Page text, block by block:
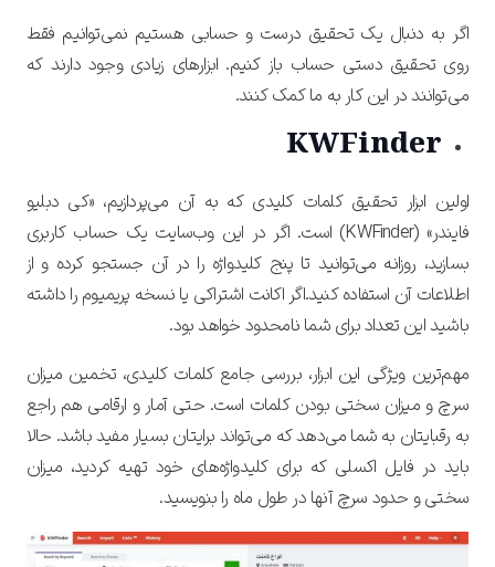
اگر به دنبال یک تحقیق درست و حسابی هستیم نمی‌توانیم فقط
روی تحقیق دستی حساب باز کنیم. ابزارهای زیادی وجود دارند که
می‌توانند در این کار به ما کمک کنند.
KWFinder
اولین ابزار تحقیق کلمات کلیدی که به آن می‌پردازیم، «کی دبلیو
فایندر» (KWFinder) است. اگر در این وب‌سایت یک حساب کاربری
بسازید، روزانه می‌توانید تا پنج کلیدواژه را در آن جستجو کرده و از
اطلاعات آن استفاده کنید.اگر اکانت اشتراکی یا نسخه پریمیوم را داشته
باشید این تعداد برای شما نامحدود خواهد بود.
مهم‌ترین ویژگی این ابزار، بررسی جامع کلمات کلیدی، تخمین میزان
سرچ و میزان سختی بودن کلمات است.حتی آمار و ارقامی هم راجع
به رقبایتان به شما می‌دهد که می‌تواند برایتان بسیار مفید باشد. حالا
باید در فایل اکسلی که برای کلیدواژه‌های خود تهیه کردید، میزان
سختی و حدود سرچ آنها در طول ماه را بنویسید.